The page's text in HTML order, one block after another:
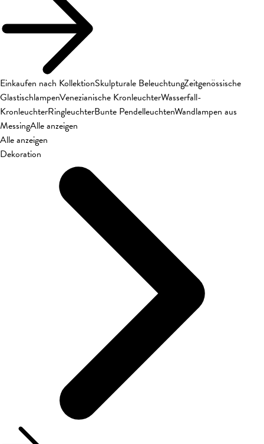
Einkaufen nach KollektionSkulpturale BeleuchtungZeitgenössische
GlastischlampenVenezianische KronleuchterWasserfall-
KronleuchterRingleuchterBunte PendelleuchtenWandlampen aus
MessingAlle anzeigen
Alle anzeigen
Dekoration